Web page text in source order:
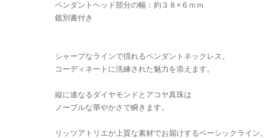
ペンダントヘッド部分の幅：約３８×６ｍｍ
鑑別書付き
シャープなラインで揺れるペンダントネックレス。
コーディネートに洗練された魅力を添えます。
縦に連なるダイヤモンドとアコヤ真珠は
ノーブルな華やかさで瞬きます。
リッツアトリエが上質な素材でお届けするベーシックライン。